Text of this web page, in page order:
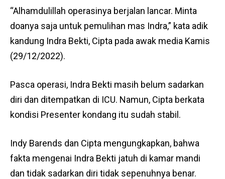
“Alhamdulillah operasinya berjalan lancar. Minta
doanya saja untuk pemulihan mas Indra,” kata adik
kandung Indra Bekti, Cipta pada awak media Kamis
(29/12/2022).
Pasca operasi, Indra Bekti masih belum sadarkan
diri dan ditempatkan di ICU. Namun, Cipta berkata
kondisi Presenter kondang itu sudah stabil.
Indy Barends dan Cipta mengungkapkan, bahwa
fakta mengenai Indra Bekti jatuh di kamar mandi
dan tidak sadarkan diri tidak sepenuhnya benar.